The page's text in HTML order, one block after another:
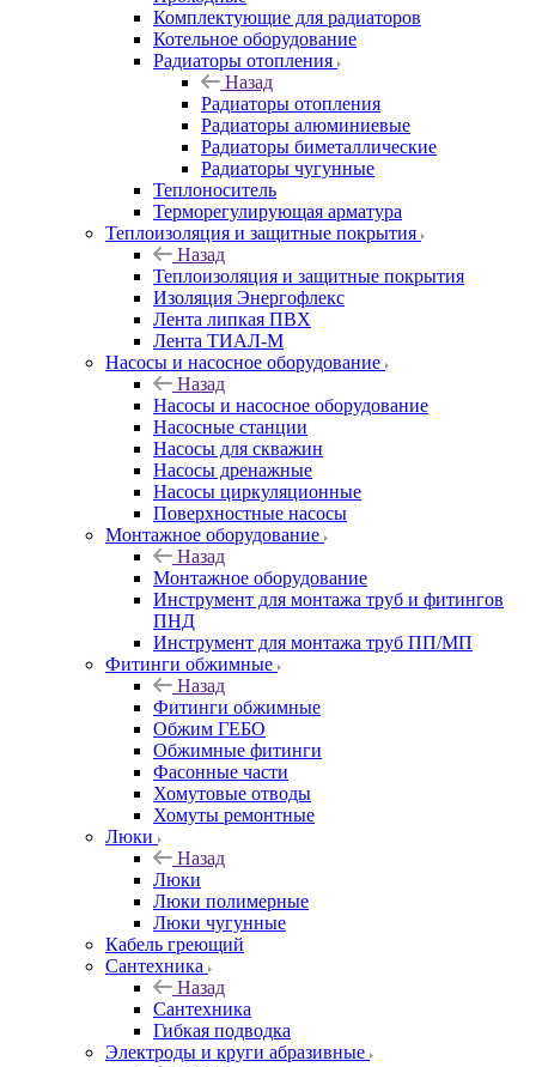
Комплектующие для радиаторов
Котельное оборудование
Радиаторы отопления
Назад
Радиаторы отопления
Радиаторы алюминиевые
Радиаторы биметаллические
Радиаторы чугунные
Теплоноситель
Терморегулирующая арматура
Теплоизоляция и защитные покрытия
Назад
Теплоизоляция и защитные покрытия
Изоляция Энергофлекс
Лента липкая ПВХ
Лента ТИАЛ-М
Насосы и насосное оборудование
Назад
Насосы и насосное оборудование
Насосные станции
Насосы для скважин
Насосы дренажные
Насосы циркуляционные
Поверхностные насосы
Монтажное оборудование
Назад
Монтажное оборудование
Инструмент для монтажа труб и фитингов
ПНД
Инструмент для монтажа труб ПП/МП
Фитинги обжимные
Назад
Фитинги обжимные
Обжим ГЕБО
Обжимные фитинги
Фасонные части
Хомутовые отводы
Хомуты ремонтные
Люки
Назад
Люки
Люки полимерные
Люки чугунные
Кабель греющий
Сантехника
Назад
Сантехника
Гибкая подводка
Электроды и круги абразивные